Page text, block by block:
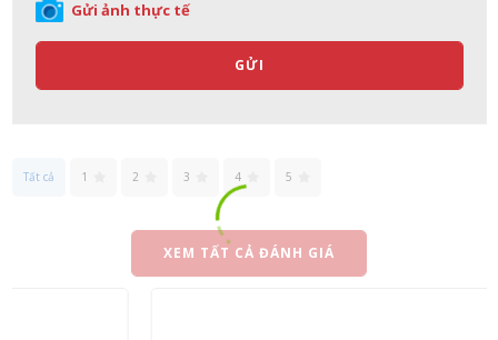
Gửi ảnh thực tế
GỬI
Tất cả 1 2 3 4 5
XEM TẤT CẢ ĐÁNH GIÁ